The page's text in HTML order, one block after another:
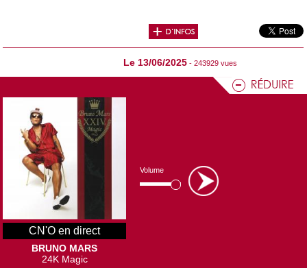
CN'O en direct
BRUNO MARS
24K Magic
Le 13/06/2025 - 243929 vues
Samedi 14 juin, l’EFS
Valenciennes se mobilise
l’Établissement Français du Sang
(EFS) de Valenciennes invite les
citoyens à se mobiliser et lance un
vies.